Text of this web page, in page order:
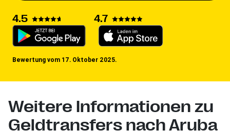
4.5 4.7
Bewertung vom 17. Oktober 2025.
Weitere Informationen zu
Geldtransfers nach Aruba